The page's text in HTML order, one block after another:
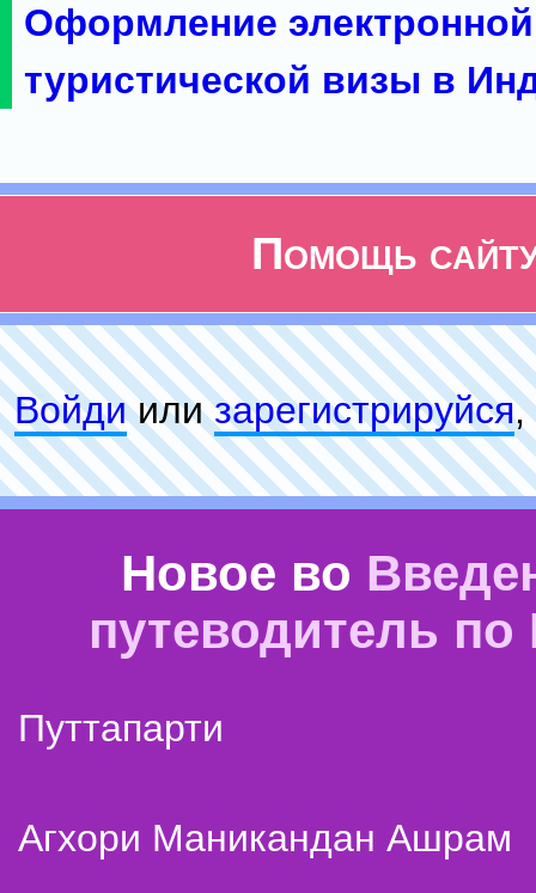
Оформление электронной
туристической визы в
Помощь
Войдиилизарeгиcтpируйся,
Новое во
путеводитель
Путтапарти
Агхори Маникандан Ашрам